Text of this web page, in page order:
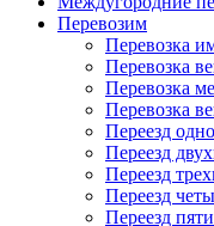
Перевозим
Перевозка
Перевозка
Перевозка
Перевозка
Переезд
Переезд
Переезд
Переезд
Переезд